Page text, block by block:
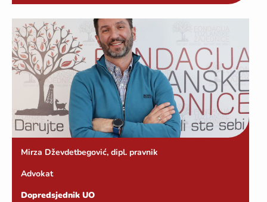
Mirza Dževdetbegović, dipl. pravnik
Advokat
Dopredsjednik UO